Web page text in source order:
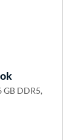
GB DDR5,